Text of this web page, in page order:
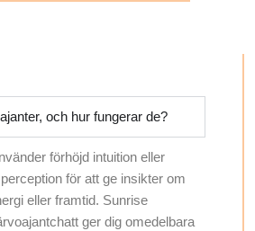
och hur fungerar de?
förhöjd intuition eller
för att ge insikter om
eller framtid. Sunrise
ger dig omedelbara